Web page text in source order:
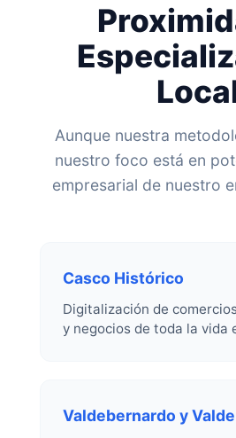
Aunque nuestra
nuestro foco está en
empresarial de nuestro
Casco Histórico
Digitalización de
y negocios de toda la vida
Valdebernardo y